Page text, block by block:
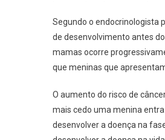
Segundo o endocrinologista
de desenvolvimento antes
mamas ocorre
que meninas que
O aumento do risco de
mais cedo uma menina
desenvolver a doença na